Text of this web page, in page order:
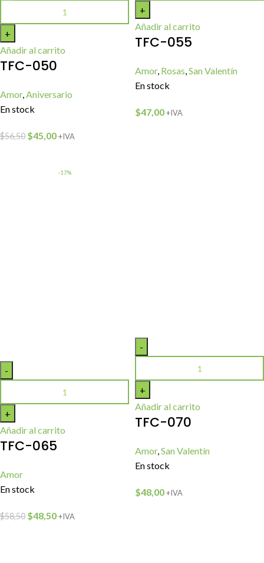
Añadir al carrito
TFC-050
Amor,Aniversario
En stock
$56,50 $45,00+IVA
Añadir al carrito
TFC-055
Amor, Rosas,San Valentín
En stock
$47,00+IVA
-17%
Añadir al carrito
TFC-065
Amor
En stock
$58,50 $48,50+IVA
Añadir al carrito
TFC-070
Amor,San Valentín
En stock
$48,00+IVA